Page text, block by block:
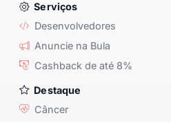
Serviços
Desenvolvedores
Anuncie na Bula
Cashback de até 8%
Destaque
Câncer